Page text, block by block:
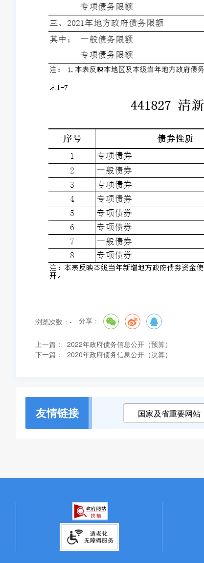
浏览次数： - 分享：
上一篇：
2022年政府债务信息公开（预算）
下一篇：
2020年政府债务信息公开（决算）
友情链接 国家及省重要网站